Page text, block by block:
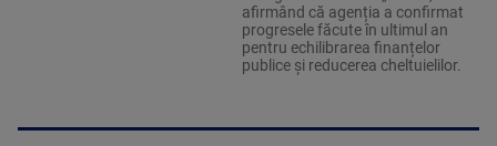
afirmând că agenția a confirmat
progresele făcute în ultimul an
pentru echilibrarea finanțelor
publice și reducerea cheltuielilor.